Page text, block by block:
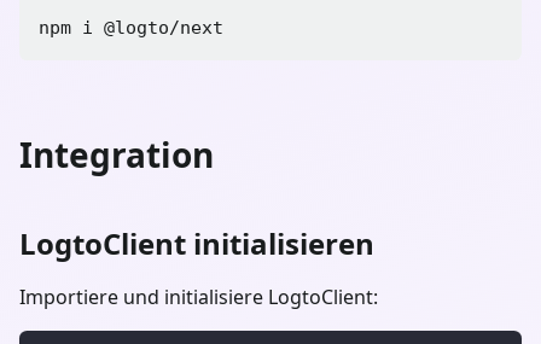
npm i @logto/next
Integration
LogtoClient initialisieren
Importiere und initialisiere LogtoClient: